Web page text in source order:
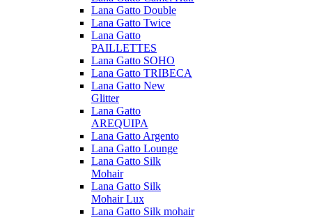
Lana Gatto Double
Lana Gatto Twice
Lana Gatto
PAILLETTES
Lana Gatto SOHO
Lana Gatto TRIBECA
Lana Gatto New
Glitter
Lana Gatto
AREQUIPA
Lana Gatto Argento
Lana Gatto Lounge
Lana Gatto Silk
Mohair
Lana Gatto Silk
Mohair Lux
Lana Gatto Silk mohair